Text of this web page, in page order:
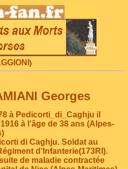
)
Georges
à Pedicorti_di_Caghju il
à l'âge de 38 ans (Alpes-
di Caghju. Soldat au
d'Infanterie(173RI).
de maladie contractée